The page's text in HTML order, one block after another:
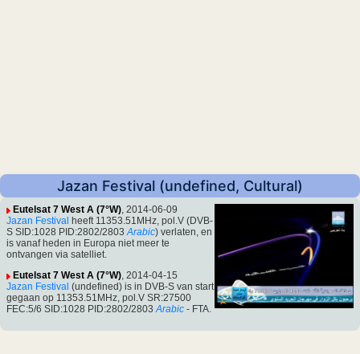
Jazan Festival (undefined, Cultural)
Eutelsat 7 West A (7°W), 2014-06-09
Jazan Festival heeft 11353.51MHz, pol.V (DVB-
S SID:1028 PID:2802/2803 Arabic) verlaten, en
is vanaf heden in Europa niet meer te
ontvangen via satelliet.
Eutelsat 7 West A (7°W), 2014-04-15
Jazan Festival (undefined) is in DVB-S van start
gegaan op 11353.51MHz, pol.V SR:27500
FEC:5/6 SID:1028 PID:2802/2803 Arabic - FTA.